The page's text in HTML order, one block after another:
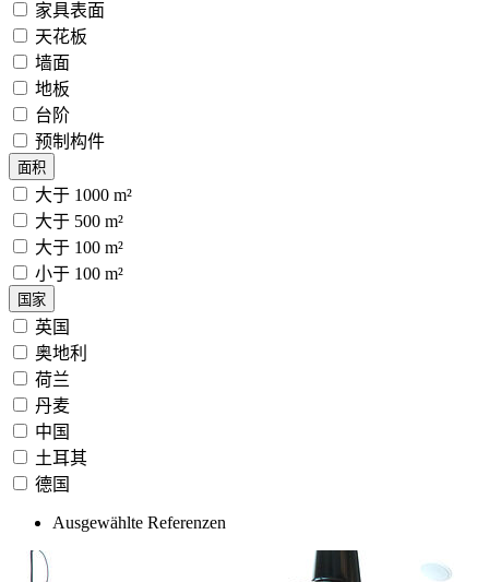
家具表面
天花板
墙面
地板
台阶
预制构件
面积
大于 1000 m²
大于 500 m²
大于 100 m²
小于 100 m²
国家
英国
奥地利
荷兰
丹麦
中国
土耳其
德国
Ausgewählte Referenzen